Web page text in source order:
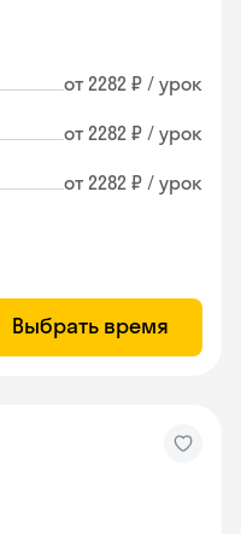
от 2282 ₽ / урок
от 2282 ₽ / урок
от 2282 ₽ / урок
Выбрать время